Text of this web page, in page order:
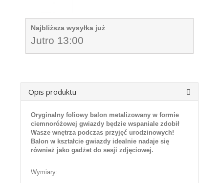
Najbliższa wysyłka już
Jutro 13:00
Opis produktu
Oryginalny foliowy balon metalizowany w formie
ciemnoróżowej gwiazdy będzie wspaniale zdobił
Wasze wnętrza podczas przyjęć urodzinowych!
Balon w kształcie gwiazdy idealnie nadaje się
również jako gadżet do sesji zdjęciowej.
Wymiary: